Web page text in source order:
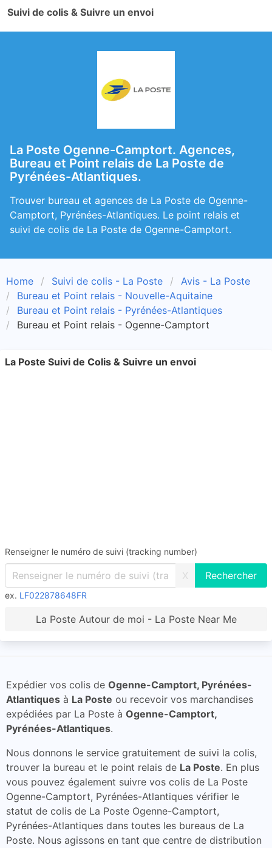
Suivi de colis & Suivre un envoi
La Poste Ogenne-Camptort. Agences,
Bureau et Point relais de La Poste de
Pyrénées-Atlantiques.
Trouver bureau et agences de La Poste de Ogenne-
Camptort, Pyrénées-Atlantiques. Le point relais et
suivi de colis de La Poste de Ogenne-Camptort.
Home Suivi de colis - La Poste
Avis - La Poste
Bureau et Point relais - Nouvelle-Aquitaine
Bureau et Point relais - Pyrénées-Atlantiques
Bureau et Point relais - Ogenne-Camptort
La Poste Suivi de Colis & Suivre un envoi
Renseigner le numéro de suivi (tracking number)
X
ex. LF022878648FR
La Poste Autour de moi - La Poste Near Me
Expédier vos colis de Ogenne-Camptort, Pyrénées-
Atlantiques à La Poste ou recevoir vos marchandises
expédiées par La Poste à Ogenne-Camptort,
Pyrénées-Atlantiques.
Nous donnons le service gratuitement de suivi la colis,
trouver la bureau et le point relais de La Poste. En plus
vous pouvez également suivre vos colis de La Poste
Ogenne-Camptort, Pyrénées-Atlantiques vérifier le
statut de colis de La Poste Ogenne-Camptort,
Pyrénées-Atlantiques dans toutes les bureaus de La
Poste. Nous agissons en tant que centre de distribution